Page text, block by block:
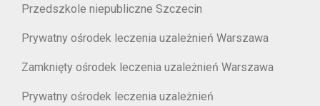
Przedszkole niepubliczne Szczecin
Prywatny ośrodek leczenia uzależnień Warszawa
Zamknięty ośrodek leczenia uzależnień Warszawa
Prywatny ośrodek leczenia uzależnień